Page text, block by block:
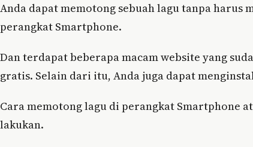
Anda dapat memotong sebuah lagu tanpa
perangkat Smartphone.
Dan terdapat beberapa macam website yang
gratis. Selain dari itu, Anda juga dapat
Cara memotong lagu di perangkat Smartphone
lakukan.